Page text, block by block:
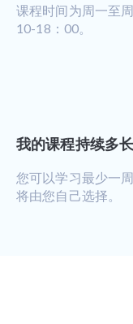
课程时间为周一至
10-18：00。
我的课程持续多
您可以学习最少一
将由您自己选择。